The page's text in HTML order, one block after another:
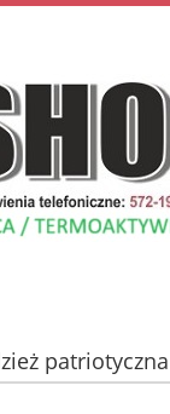
patriotyczna